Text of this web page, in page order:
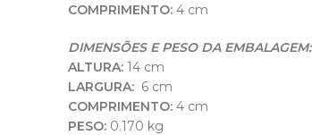
COMPRIMENTO: 4 cm
DIMENSÕES E PESO DA EMBALAGEM:
ALTURA: 14 cm
LARGURA: 6 cm
COMPRIMENTO: 4 cm
PESO: 0.170 kg